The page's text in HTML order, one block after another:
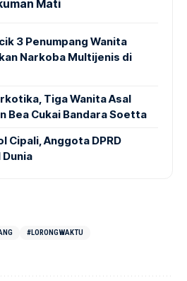
Mati
3 Penumpang Wanita
Narkoba Multijenis di
Tiga Wanita Asal
Bea Cukai Bandara Soetta
Cipali, Anggota DPRD
#LORONGWAKTU